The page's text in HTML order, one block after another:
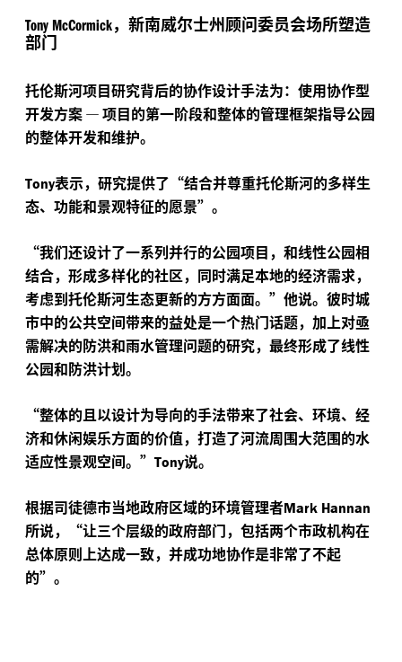
Tony McCormick，新南威尔士州顾问委员会场所塑造
部门
托伦斯河项目研究背后的协作设计手法为：使用协作型
开发方案—项目的第一阶段和整体的管理框架指导公园
的整体开发和维护。
Tony表示，研究提供了“结合并尊重托伦斯河的多样生
态、功能和景观特征的愿景”。
“我们还设计了一系列并行的公园项目，和线性公园相
结合，形成多样化的社区，同时满足本地的经济需求，
考虑到托伦斯河生态更新的方方面面。”他说。彼时城
市中的公共空间带来的益处是一个热门话题，加上对亟
需解决的防洪和雨水管理问题的研究，最终形成了线性
公园和防洪计划。
“整体的且以设计为导向的手法带来了社会、环境、经
济和休闲娱乐方面的价值，打造了河流周围大范围的水
适应性景观空间。” Tony说。
根据司徒德市当地政府区域的环境管理者Mark Hannan
所说，“让三个层级的政府部门，包括两个市政机构在
总体原则上达成一致，并成功地协作是非常了不起
的”。